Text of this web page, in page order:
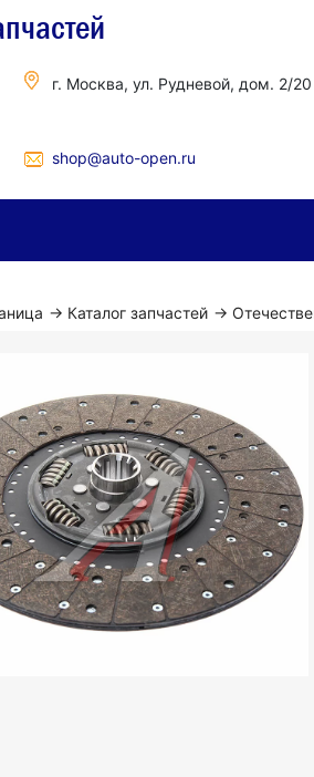
г. Москва, ул. Рудневой, дом. 2/20
shop@auto-open.ru
→ Каталог запчастей →